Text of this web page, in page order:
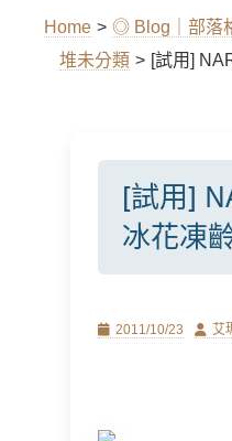
Home > ◎ Blog｜部落
堆未分類 > [試用]
[試用]
冰花凍
Posted2011/10/23 Author
艾